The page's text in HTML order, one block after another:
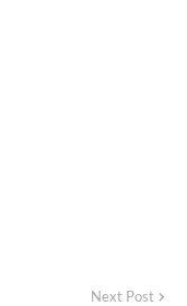
Next Post